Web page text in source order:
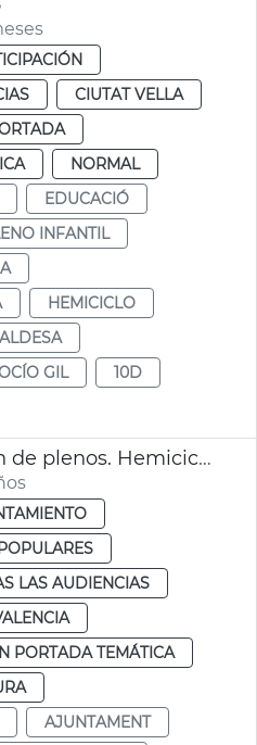
CIUTAT VELLA
NORMAL
EDUCACIÓ
INFANTIL
HEMICICLO
GIL
10D
Restauración salón de plenos. Hemiciclo
LAS AUDIENCIAS
PORTADA TEMÁTICA
AJUNTAMENT